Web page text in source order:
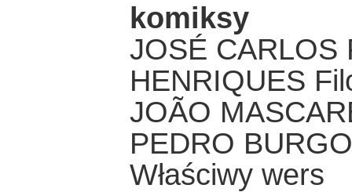
komiksy
JOSÉ CARLOS
HENRIQUES
JOÃO
PEDRO
Właściwy wers